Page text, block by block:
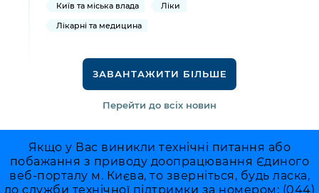
Київ та міська влада
Ліки
Лікарні та медицина
ЗАВАНТАЖИТИ БІЛЬШЕ
Перейти до всіх новин
Якщо у Вас виникли технічні питання або
побажання з приводу доопрацювання Єдиного
веб-порталу м. Києва, то зверніться, будь ласка,
до служби технічної підтримки за номером: (044)